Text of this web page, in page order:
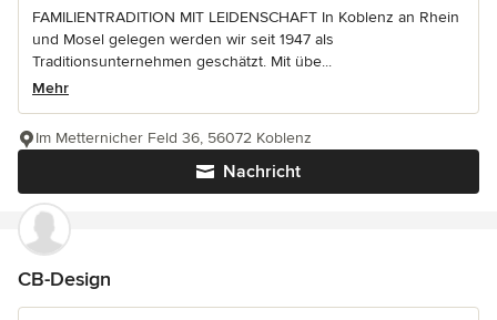
FAMILIENTRADITION MIT LEIDENSCHAFT In Koblenz an Rhein
und Mosel gelegen werden wir seit 1947 als
Traditionsunternehmen geschätzt. Mit übe...
Mehr
Nachricht
Im Metternicher Feld 36, 56072 Koblenz
CB-Design